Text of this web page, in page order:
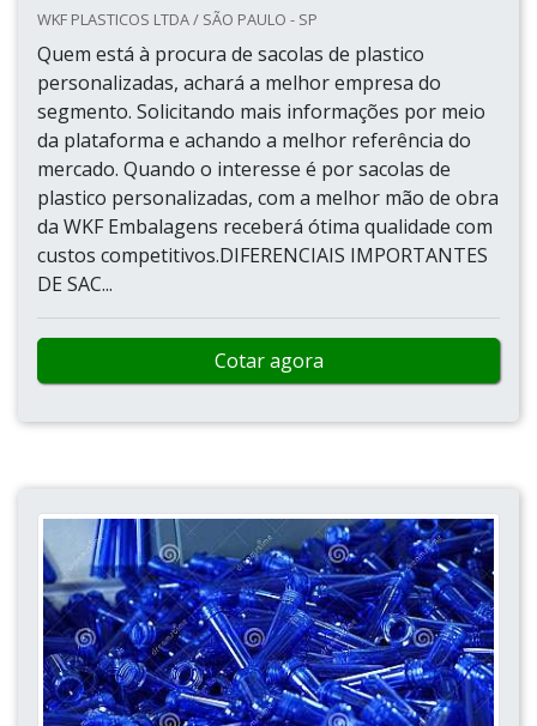
WKF PLASTICOS LTDA / SÃO PAULO - SP
Quem está à procura de sacolas de plastico
personalizadas, achará a melhor empresa do
segmento. Solicitando mais informações por meio
da plataforma e achando a melhor referência do
mercado. Quando o interesse é por sacolas de
plastico personalizadas, com a melhor mão de obra
da WKF Embalagens receberá ótima qualidade com
custos competitivos.DIFERENCIAIS IMPORTANTES
DE SAC...
Cotar agora